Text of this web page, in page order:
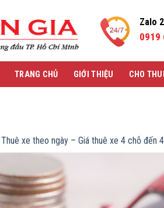
Zalo
0919
TRANG CHỦ GIỚI THIỆU CHO
Thuê xe theo ngày – Giá thuê xe 4 chỗ đến